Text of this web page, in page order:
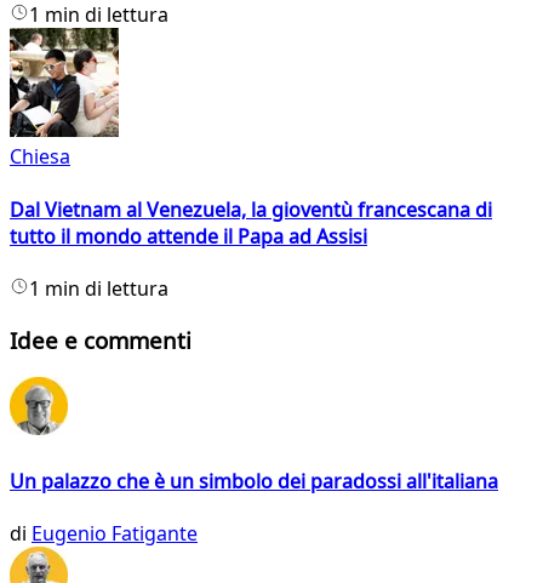
1 min di lettura
Chiesa
Dal Vietnam al Venezuela, la gioventù francescana di
tutto il mondo attende il Papa ad Assisi
1 min di lettura
Idee e commenti
Un palazzo che è un simbolo dei paradossi all'italiana
di Eugenio Fatigante